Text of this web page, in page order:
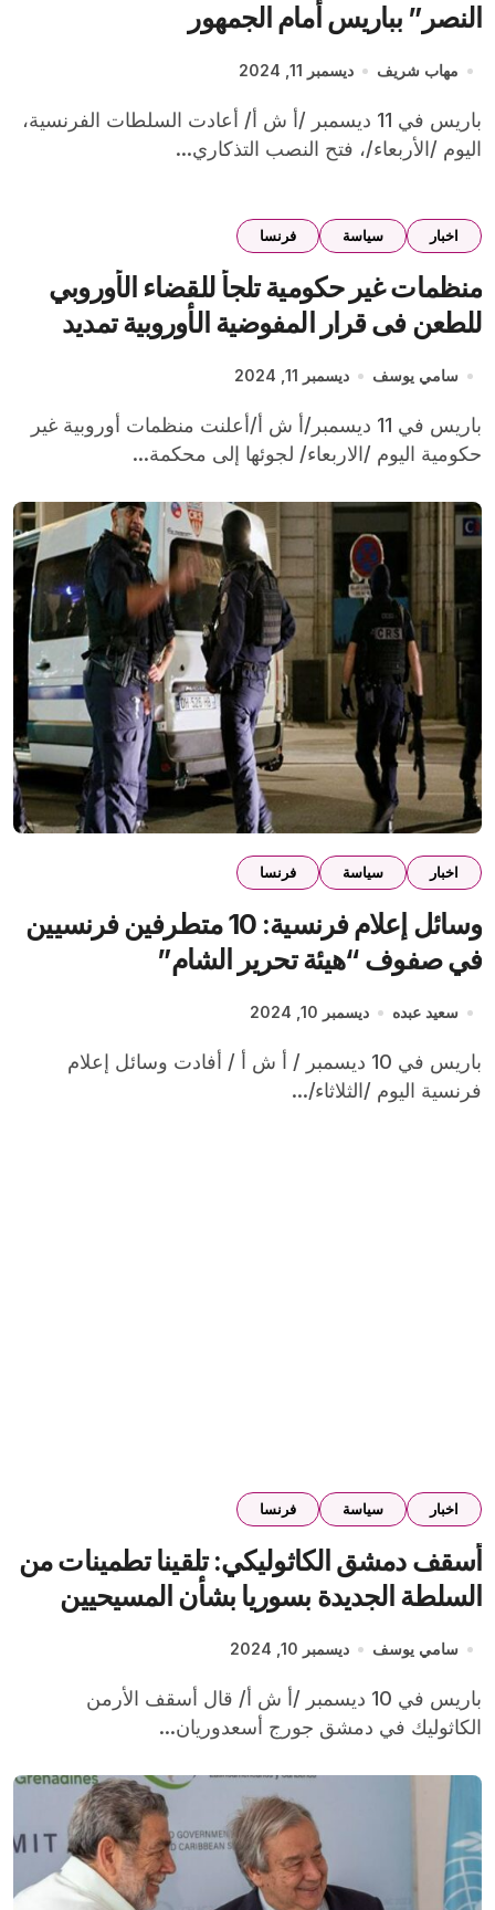
النصر” بباريس أمام الجمهور
مهاب شريف ديسمبر 11, 2024
باريس في 11 ديسمبر /أ ش أ/ أعادت السلطات الفرنسية،
اليوم /الأربعاء/، فتح النصب التذكاري...
اخبار سياسة فرنسا
منظمات غير حكومية تلجأ للقضاء الأوروبي
للطعن فى قرار المفوضية الأوروبية تمديد
سامي يوسف ديسمبر 11, 2024
باريس في 11 ديسمبر/أ ش أ/أعلنت منظمات أوروبية غير
حكومية اليوم /الاربعاء/ لجوئها إلى محكمة...
اخبار سياسة فرنسا
وسائل إعلام فرنسية: 10 متطرفين فرنسيين
في صفوف “هيئة تحرير الشام”
سعيد عبده ديسمبر 10, 2024
باريس في 10 ديسمبر / أ ش أ / أفادت وسائل إعلام
فرنسية اليوم /الثلاثاء/...
اخبار سياسة فرنسا
أسقف دمشق الكاثوليكي: تلقينا تطمينات من
السلطة الجديدة بسوريا بشأن المسيحيين
سامي يوسف ديسمبر 10, 2024
باريس في 10 ديسمبر /أ ش أ/ قال أسقف الأرمن
الكاثوليك في دمشق جورج أسعدوريان...